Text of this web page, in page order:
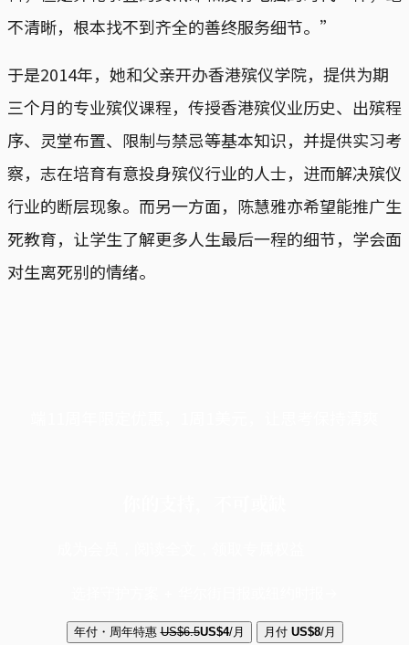
不清晰，根本找不到齐全的善终服务细节。”
于是2014年，她和父亲开办香港殡仪学院，提供为期
三个月的专业殡仪课程，传授香港殡仪业历史、出殡程
序、灵堂布置、限制与禁忌等基本知识，并提供实习考
察，志在培育有意投身殡仪行业的人士，进而解决殡仪
行业的断层现象。而另一方面，陈慧雅亦希望能推广生
死教育，让学生了解更多人生最后一程的细节，学会面
对生离死别的情绪。
年付・周年特惠 US$6.5US$4/月 月付 US$8/月